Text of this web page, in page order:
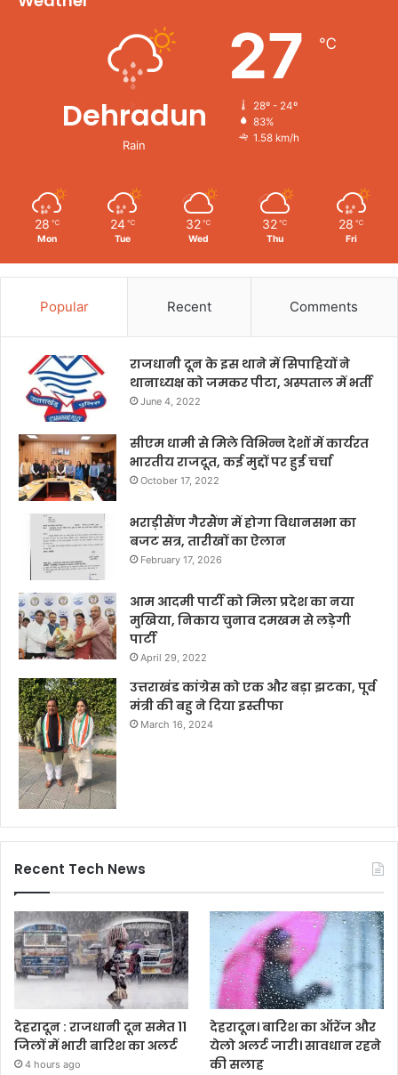
Dehradun
Rain
27 ℃
28º - 24º
83%
1.58 km/h
28 ℃
Mon
24 ℃
Tue
32 ℃
Wed
32 ℃
Thu
28 ℃
Fri
Popular Recent Comments
राजधानी दून के इस थाने में सिपाहियों ने
थानाध्यक्ष को जमकर पीटा, अस्पताल में भर्ती
June 4, 2022
सीएम धामी से मिले विभिन्न देशों में कार्यरत
भारतीय राजदूत, कई मुद्दों पर हुई चर्चा
October 17, 2022
भराड़ीसैंण गैरसैंण में होगा विधानसभा का
बजट सत्र, तारीखों का ऐलान
February 17, 2026
आम आदमी पार्टी को मिला प्रदेश का नया
मुखिया, निकाय चुनाव दमखम से लड़ेगी
पार्टी
April 29, 2022
उत्तराखंड कांग्रेस को एक और बड़ा झटका, पूर्व
मंत्री की बहु ने दिया इस्तीफा
March 16, 2024
Recent Tech News
देहरादून : राजधानी दून समेत 11
जिलों में भारी बारिश का अलर्ट
4 hours ago
देहरादून। बारिश का ऑरेंज और
येलो अलर्ट जारी। सावधान रहने
की सलाह